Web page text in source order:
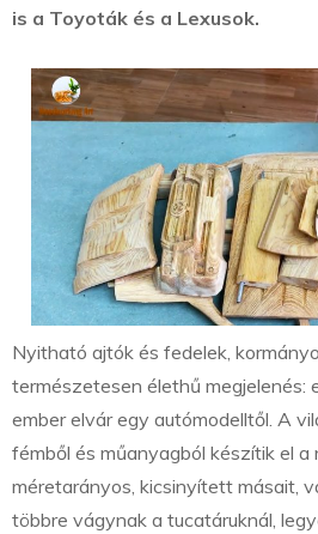
is a Toyoták és a Lexusok.
Nyitható ajtók és fedelek,
természetesen élethű megjelenés:
ember elvár egy autómodelltől. A
fémből és műanyagból készítik el a
méretarányos, kicsinyített másait,
többre vágynak a tucatáruknál,